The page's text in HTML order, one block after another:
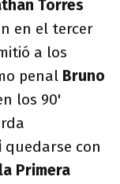
Torres
en el tercer
a los
penal Bruno
los 90'
quedarse con
Primera